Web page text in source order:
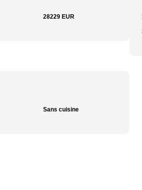
28229 EUR
Sans cuisine